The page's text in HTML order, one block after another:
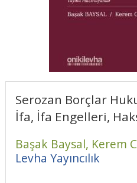
Serozan Borçlar
İfa, İfa Engelleri,
Başak Baysal, Kerem
Levha Yayıncılık